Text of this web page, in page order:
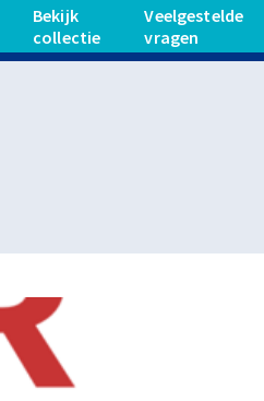
Bekijk
collectie
Veelgestelde
vragen